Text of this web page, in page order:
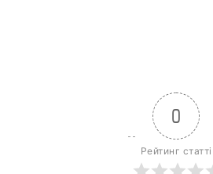
0
Рейтинг статті